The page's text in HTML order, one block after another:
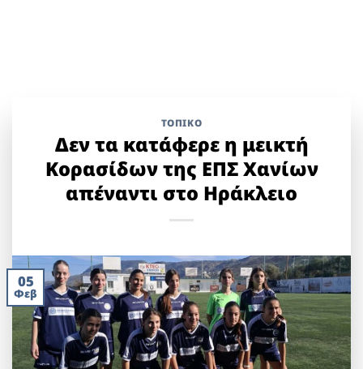
ΤΟΠΙΚΌ
Δεν τα κατάφερε η μεικτή
Κορασίδων της ΕΠΣ Χανίων
απέναντι στο Ηράκλειο
05
Φεβ